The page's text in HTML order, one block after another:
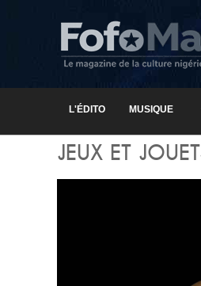
L'ÉDITO MUSIQUE
JEUX ET